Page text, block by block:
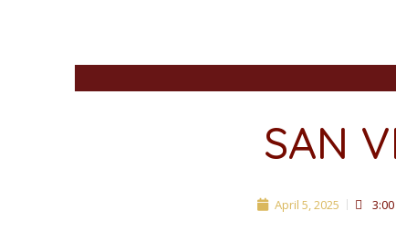
SAN
April 5, 2025